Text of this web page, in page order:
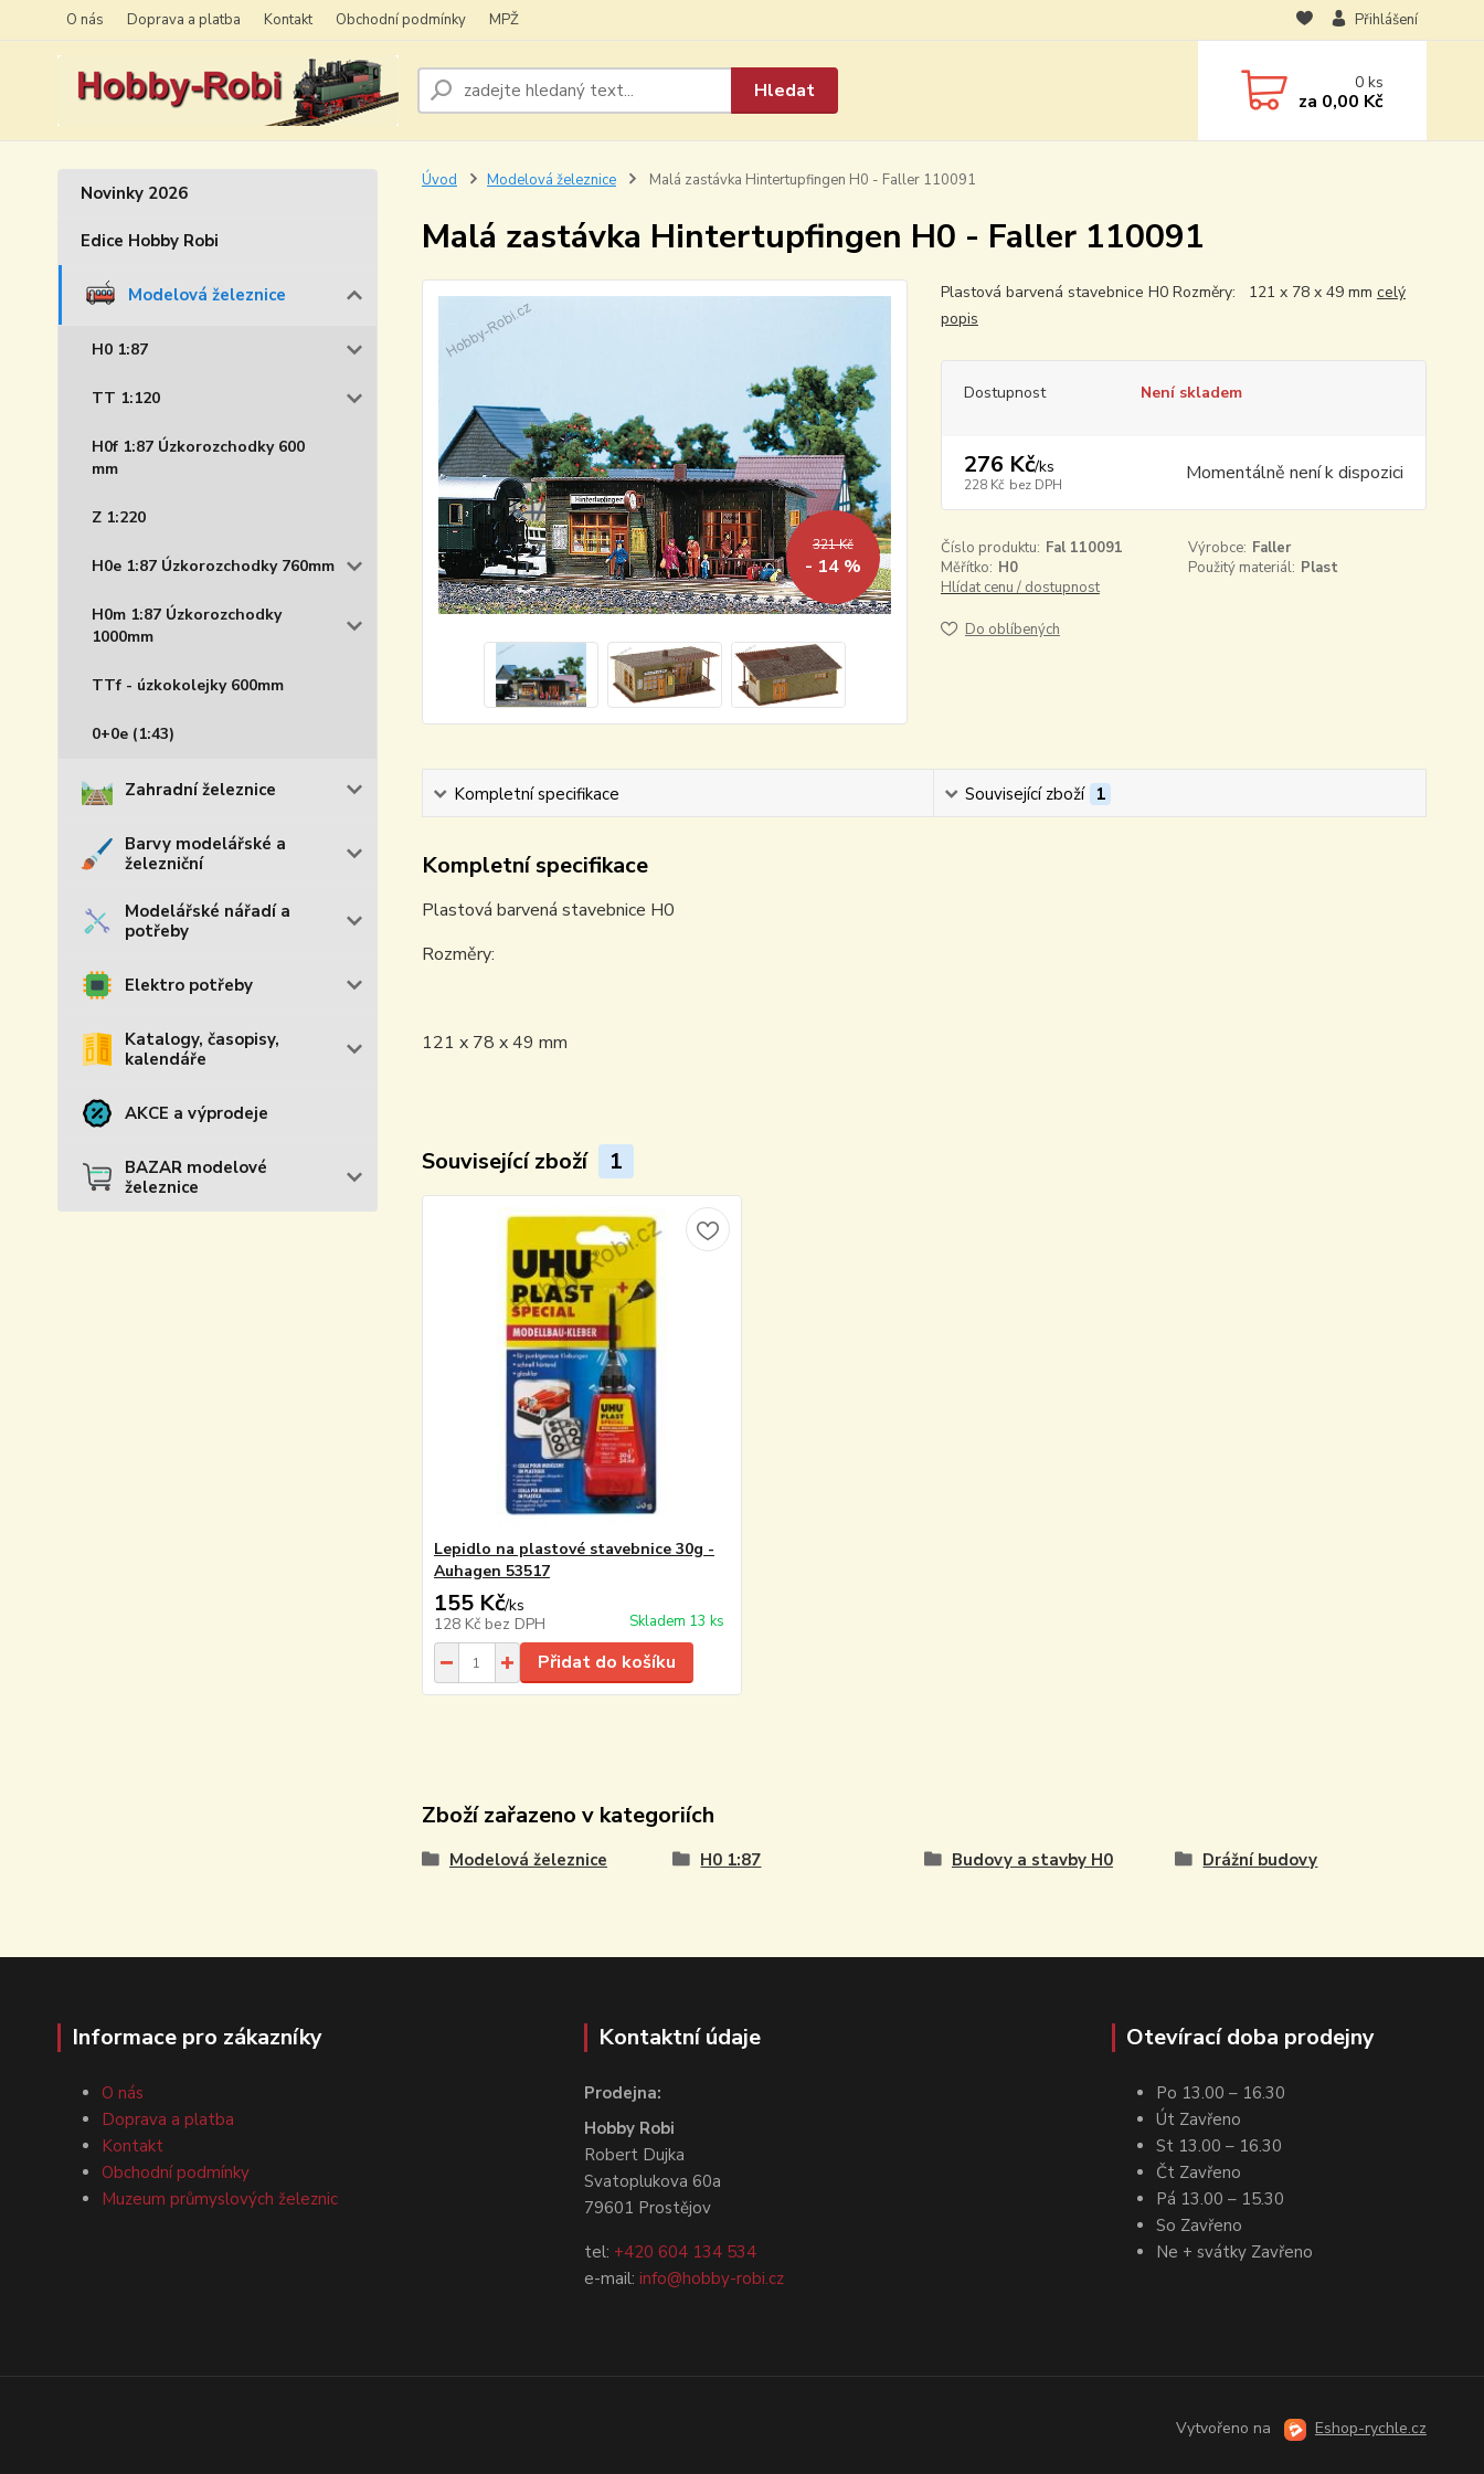
O nás Doprava a platba Kontakt Obchodní podmínky MPŽ Přihlášení
Hledat 0ks
za 0,00 Kč
Novinky 2026
Edice Hobby Robi
Modelová železnice
H0 1:87
TT 1:120
H0f 1:87 Úzkorozchodky 600
mm
Z 1:220
H0e 1:87 Úzkorozchodky 760mm
H0m 1:87 Úzkorozchodky
1000mm
TTf - úzkokolejky 600mm
0+0e (1:43)
Zahradní železnice
Barvy modelářské a
železniční
Modelářské nářadí a
potřeby
Elektro potřeby
Katalogy, časopisy,
kalendáře
AKCE a výprodeje
BAZAR modelové
železnice
Úvod Modelová železnice Malá zastávka Hintertupfingen H0 - Faller 110091
Malá zastávka Hintertupfingen H0 - Faller 110091
321 Kč
- 14 %
Plastová barvená stavebnice H0 Rozměry: 121 x 78 x 49 mm celý
popis
Dostupnost Není skladem
276 Kč/ks
228 Kč bez DPH Momentálně není k dispozici
Číslo produktu: Fal 110091 Výrobce: Faller
Měřítko: H0 Použitý materiál: Plast
Hlídat cenu / dostupnost
Do oblíbených
Kompletní specifikace Související zboží 1
Kompletní specifikace
Plastová barvená stavebnice H0
Rozměry:
121 x 78 x 49 mm
Související zboží 1
Lepidlo na plastové stavebnice 30g -
Auhagen 53517
155 Kč/ks
128 Kč bez DPH Skladem 13 ks
Přidat do košíku
Zboží zařazeno v kategoriích
Modelová železnice H0 1:87 Budovy a stavby H0 Drážní budovy
Informace pro zákazníky
O nás
Doprava a platba
Kontakt
Obchodní podmínky
Muzeum průmyslových železnic
Kontaktní údaje
Prodejna:
Hobby Robi
Robert Dujka
Svatoplukova 60a
79601 Prostějov
tel: +420 604 134 534
e-mail:info@hobby-robi.cz
Otevírací doba prodejny
Po 13.00 – 16.30
Út Zavřeno
St 13.00 – 16.30
Čt Zavřeno
Pá 13.00 – 15.30
So Zavřeno
Ne + svátky Zavřeno
Vytvořeno na Eshop-rychle.cz